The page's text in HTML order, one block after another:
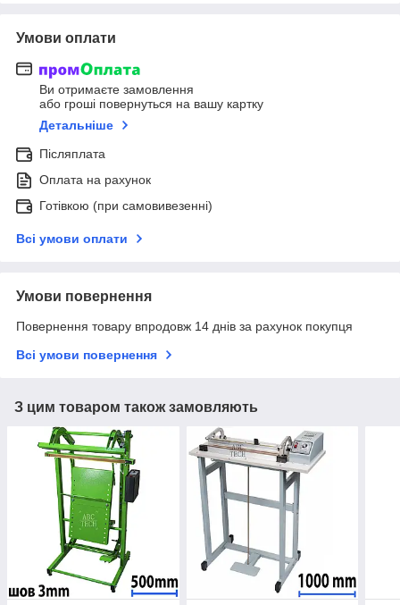
Умови оплати
Ви отримаєте замовлення
або гроші повернуться на вашу картку
Детальніше
Післяплата
Оплата на рахунок
Готівкою (при самовивезенні)
Всі умови оплати
Умови повернення
Повернення товару впродовж 14 днів за рахунок покупця
Всі умови повернення
З цим товаром також замовляють